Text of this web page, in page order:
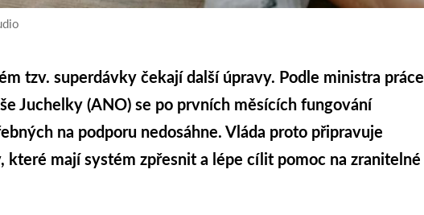
tzv. superdávky čekají další úpravy. Podle ministra práce
Juchelky (ANO) se po prvních měsících fungování
na podporu nedosáhne. Vláda proto připravuje
které mají systém zpřesnit a lépe cílit pomoc na zranitelné